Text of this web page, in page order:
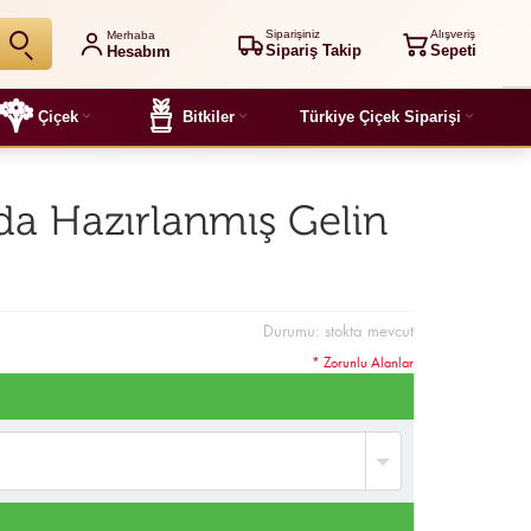
Merhaba
Hesabım
Siparişiniz
Sipariş Takip
Alışveriş
Sepeti
Çiçek Bitkiler Türkiye Çiçek Siparişi
Hazırlanmış Gelin
Durumu: stokta mevcut
* Zorunlu Alanlar